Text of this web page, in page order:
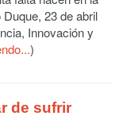
23 de abril
Innovación y
)
de sufrir